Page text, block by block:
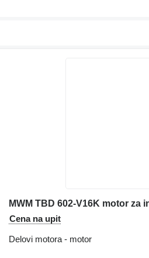
MWM TBD 602-V16K motor za
Cena na upit
Delovi motora - motor